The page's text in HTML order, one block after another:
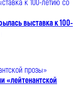
выставка к 100-
«лейтенантской